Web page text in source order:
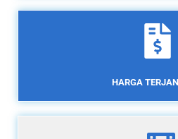
HARGA